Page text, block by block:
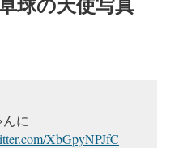
に
XbGpyNPJfC